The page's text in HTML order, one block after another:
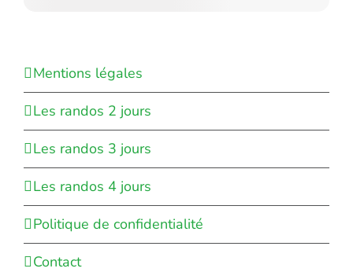
Mentions légales
Les randos 2 jours
Les randos 3 jours
Les randos 4 jours
Politique de confidentialité
Contact